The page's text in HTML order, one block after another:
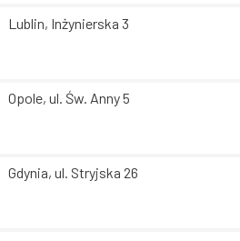
Lublin, Inżynierska 3
Opole, ul. Św. Anny 5
Gdynia, ul. Stryjska 26